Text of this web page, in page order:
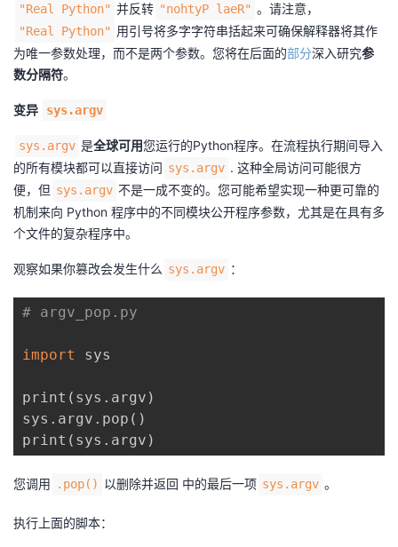
"Real Python" 并反转 "nohtyP laeR" 。请注意，
"Real Python" 用引号将多字字符串括起来可确保解释器将其作
为唯一参数处理，而不是两个参数。您将在后面的部分深入研究参
数分隔符。
变异 sys.argv
sys.argv 是全球可用您运行的Python程序。在流程执行期间导入
的所有模块都可以直接访问 sys.argv . 这种全局访问可能很方
便，但 sys.argv 不是一成不变的。您可能希望实现一种更可靠的
机制来向 Python 程序中的不同模块公开程序参数，尤其是在具有多
个文件的复杂程序中。
观察如果你篡改会发生什么 sys.argv ：
# argv_pop.py
import sys
print ( sys.argv )
sys.argv.pop ( )
print ( sys.argv )
您调用 .pop() 以删除并返回 中的最后一项 sys.argv 。
执行上面的脚本：